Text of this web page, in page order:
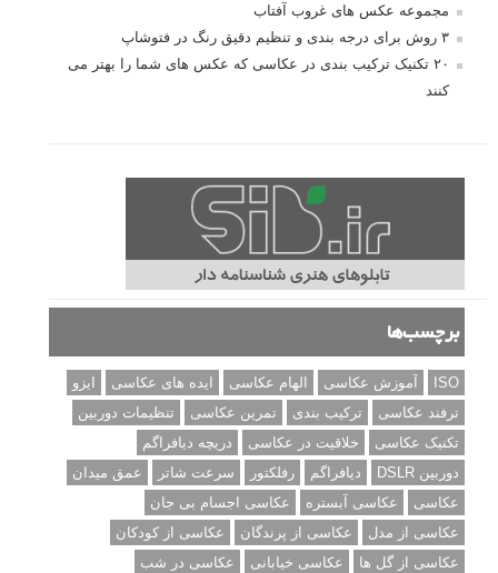
مجموعه عکس های غروب آفتاب
۳ روش برای درجه بندی و تنظیم دقیق رنگ در فتوشاپ
۲۰ تکنیک ترکیب بندی در عکاسی که عکس های شما را بهتر می
کنند
برچسب‌ها
ISO آموزش عکاسی الهام عکاسی ایده های عکاسی
ایزو
ترفند عکاسی
ترکیب بندی تمرین عکاسی
تنظیمات دوربین
تکنیک عکاسی
خلاقیت در عکاسی
دریچه دیافراگم
دوربین DSLR
دیافراگم رفلکتور سرعت شاتر
عمق میدان
عکاسی
عکاسی آبستره
عکاسی اجسام بی جان
عکاسی از مدل
عکاسی از پرندگان
عکاسی از کودکان
عکاسی از گل ها
عکاسی خیابانی
عکاسی در شب